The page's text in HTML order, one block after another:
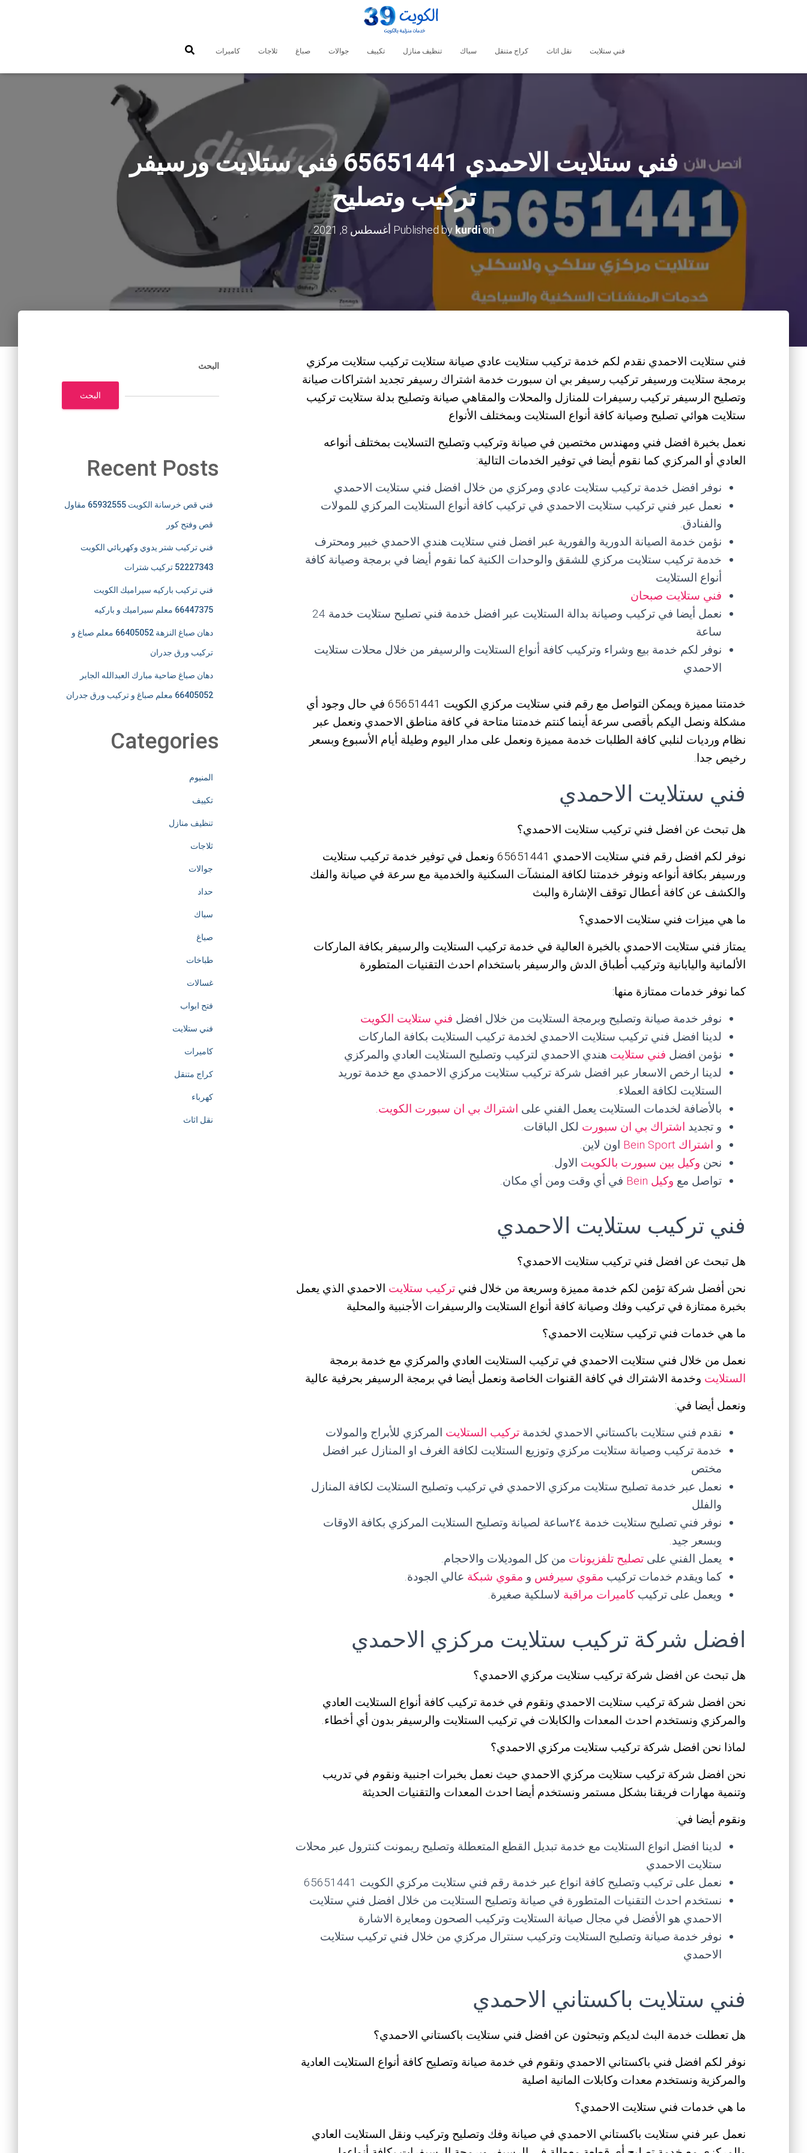
فني ستلايت نقل اثاث كراج متنقل سباك تنظيف منازل تكييف جوالات صباغ ثلاجات كاميرات
فني ستلايت الاحمدي 65651441 فني ستلايت ورسيفر
تركيب وتصليح
Published by kurdion أغسطس 8, 2021
فني ستلايت الاحمدي نقدم لكم خدمة تركيب ستلايت عادي صيانة ستلايت تركيب ستلايت مركزي
برمجة ستلايت ورسيفر تركيب رسيفر بي ان سبورت خدمة اشتراك رسيفر تجديد اشتراكات صيانة
وتصليح الرسيفر تركيب رسيفرات للمنازل والمحلات والمقاهي صيانة وتصليح بدلة ستلايت تركيب
ستلايت هوائي تصليح وصيانة كافة أنواع الستلايت وبمختلف الأنواع
نعمل بخبرة افضل فني ومهندس مختصين في صيانة وتركيب وتصليح التسلايت بمختلف أنواعه
العادي أو المركزي كما نقوم أيضا في توفير الخدمات التالية:
نوفر افضل خدمة تركيب ستلايت عادي ومركزي من خلال افضل فني ستلايت الاحمدي
نعمل عبر فني تركيب ستلايت الاحمدي في تركيب كافة أنواع الستلايت المركزي للمولات
والفنادق.
نؤمن خدمة الصيانة الدورية والفورية عبر افضل فني ستلايت هندي الاحمدي خبير ومحترف
خدمة تركيب ستلايت مركزي للشقق والوحدات الكنية كما نقوم أيضا في برمجة وصيانة كافة
أنواع الستلايت
فني ستلايت صبحان
نعمل أيضا في تركيب وصيانة بدالة الستلايت عبر افضل خدمة فني تصليح ستلايت خدمة 24
ساعة
نوفر لكم خدمة بيع وشراء وتركيب كافة أنواع الستلايت والرسيفر من خلال محلات ستلايت
الاحمدي
خدمتنا مميزة ويمكن التواصل مع رقم فني ستلايت مركزي الكويت 65651441 في حال وجود أي
مشكلة ونصل اليكم بأقصى سرعة أينما كنتم خدمتنا متاحة في كافة مناطق الاحمدي ونعمل عبر
نظام ورديات لنلبي كافة الطلبات خدمة مميزة ونعمل على مدار اليوم وطيلة أيام الأسبوع وبسعر
رخيص جدا.
فني ستلايت الاحمدي
هل تبحث عن افضل فني تركيب ستلايت الاحمدي؟
نوفر لكم افضل رقم فني ستلايت الاحمدي 65651441 ونعمل في توفير خدمة تركيب ستلايت
ورسيفر بكافة أنواعه ونوفر خدمتنا لكافة المنشآت السكنية والخدمية مع سرعة في صيانة والفك
والكشف عن كافة أعطال توقف الإشارة والبث
ما هي ميزات فني ستلايت الاحمدي؟
يمتاز فني ستلايت الاحمدي بالخبرة العالية في خدمة تركيب الستلايت والرسيفر بكافة الماركات
الألمانية واليابانية وتركيب أطباق الدش والرسيفر باستخدام احدث التقنيات المتطورة
كما نوفر خدمات ممتازة منها:
نوفر خدمة صيانة وتصليح وبرمجة الستلايت من خلال افضل فني ستلايت الكويت
لدينا افضل فني تركيب ستلايت الاحمدي لخدمة تركيب الستلايت بكافة الماركات
نؤمن افضل فني ستلايت هندي الاحمدي لتركيب وتصليح الستلايت العادي والمركزي
لدينا ارخص الاسعار عبر افضل شركة تركيب ستلايت مركزي الاحمدي مع خدمة توريد
الستلايت لكافة العملاء.
بالأضافة لخدمات الستلايت يعمل الفني على اشتراك بي ان سبورت الكويت.
و تجديد اشتراك بي ان سبورت لكل الباقات.
و اشتراك Bein Sport
اون لاين.
نحن وكيل بين سبورت بالكويت الاول.
تواصل مع وكيل Bein في أي وقت ومن أي مكان.
فني تركيب ستلايت الاحمدي
هل تبحث عن افضل فني تركيب ستلايت الاحمدي؟
نحن أفضل شركة تؤمن لكم خدمة مميزة وسريعة من خلال فني تركيب ستلايت الاحمدي الذي يعمل
بخبرة ممتازة في تركيب وفك وصيانة كافة أنواع الستلايت والرسيفرات الأجنبية والمحلية
ما هي خدمات فني تركيب ستلايت الاحمدي؟
نعمل من خلال فني ستلايت الاحمدي في تركيب الستلايت العادي والمركزي مع خدمة برمجة
الستلايت وخدمة الاشتراك في كافة القنوات الخاصة ونعمل أيضا في برمجة الرسيفر بحرفية عالية
ونعمل أيضا في:
نقدم فني ستلايت باكستاني الاحمدي لخدمة تركيب الستلايت المركزي للأبراج والمولات
خدمة تركيب وصيانة ستلايت مركزي وتوزيع الستلايت لكافة الغرف او المنازل عبر افضل
مختص
نعمل عبر خدمة تصليح ستلايت مركزي الاحمدي في تركيب وتصليح الستلايت لكافة المنازل
والفلل
نوفر فني تصليح ستلايت خدمة ٢٤ساعة لصيانة وتصليح الستلايت المركزي بكافة الاوقات
وبسعر جيد.
يعمل الفني على تصليح تلفزيونات من كل الموديلات والاحجام.
كما ويقدم خدمات تركيب مقوي سيرفس و مقوي شبكة عالي الجودة.
ويعمل على تركيب كاميرات مراقبة لاسلكية صغيرة.
افضل شركة تركيب ستلايت مركزي الاحمدي
هل تبحث عن افضل شركة تركيب ستلايت مركزي الاحمدي؟
نحن افضل شركة تركيب ستلايت الاحمدي ونقوم في خدمة تركيب كافة أنواع الستلايت العادي
والمركزي ونستخدم احدث المعدات والكابلات في تركيب الستلايت والرسيفر بدون أي أخطاء.
لماذا نحن افضل شركة تركيب ستلايت مركزي الاحمدي؟
نحن افضل شركة تركيب ستلايت مركزي الاحمدي حيث نعمل بخبرات اجنبية ونقوم في تدريب
وتنمية مهارات فريقنا بشكل مستمر ونستخدم أيضا احدث المعدات والتقنيات الحديثة
ونقوم أيضا في:
لدينا افضل انواع الستلايت مع خدمة تبديل القطع المتعطلة وتصليح ريمونت كنترول عبر محلات
ستلايت الاحمدي
نعمل على تركيب وتصليح كافة انواع عبر خدمة رقم فني ستلايت مركزي الكويت 65651441
نستخدم احدث التقنيات المتطورة في صيانة وتصليح الستلايت من خلال افضل فني ستلايت
الاحمدي هو الأفضل في مجال صيانة الستلايت وتركيب الصحون ومعايرة الاشارة
نوفر خدمة صيانة وتصليح الستلايت وتركيب سنترال مركزي من خلال فني تركيب ستلايت
الاحمدي
فني ستلايت باكستاني الاحمدي
هل تعطلت خدمة البث لديكم وتبحثون عن افضل فني ستلايت باكستاني الاحمدي؟
نوفر لكم افضل فني باكستاني الاحمدي ونقوم في خدمة صيانة وتصليح كافة أنواع الستلايت العادية
والمركزية ونستخدم معدات وكابلات المانية اصلية
ما هي خدمات فني ستلايت الاحمدي؟
نعمل عبر فني ستلايت باكستاني الاحمدي في صيانة وفك وتصليح وتركيب ونقل الستلايت العادي
البحث
البحث
Recent Posts
فني قص خرسانة الكويت 65932555 مقاول
قص وفتح كور
فني تركيب شتر يدوي وكهربائي الكويت
52227343 تركيب شترات
فني تركيب باركيه سيراميك الكويت
66447375 معلم سيراميك و باركيه
دهان صباغ النزهة 66405052 معلم صباغ و
تركيب ورق جدران
دهان صباغ ضاحية مبارك العبدالله الجابر
66405052 معلم صباغ و تركيب ورق جدران
Categories
المنيوم
تكييف
تنظيف منازل
ثلاجات
جوالات
حداد
سباك
صباغ
طباخات
غسالات
فتح ابواب
فني ستلايت
كاميرات
كراج متنقل
كهرباء
نقل اثاث